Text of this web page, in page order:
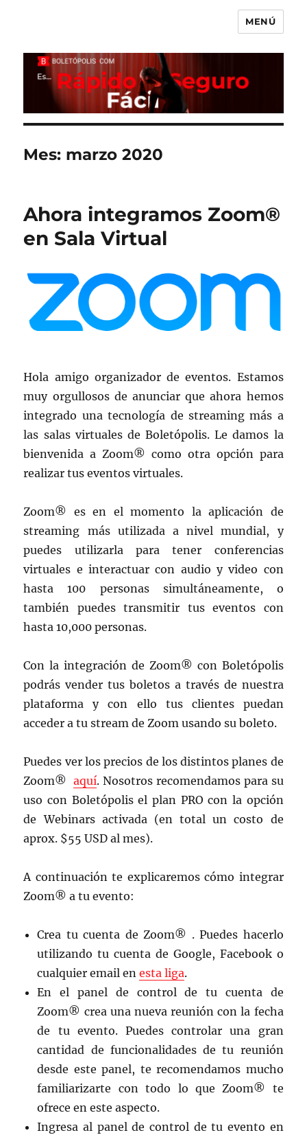
MENÚ
Mes: marzo 2020
Ahora integramos Zoom®
en Sala Virtual
Hola amigo organizador de eventos. Estamos
muy orgullosos de anunciar que ahora hemos
integrado una tecnología de streaming más a
las salas virtuales de Boletópolis. Le damos la
bienvenida a Zoom® como otra opción para
realizar tus eventos virtuales.
Zoom® es en el momento la aplicación de
streaming más utilizada a nivel mundial, y
puedes utilizarla para tener conferencias
virtuales e interactuar con audio y video con
hasta 100 personas simultáneamente, o
también puedes transmitir tus eventos con
hasta 10,000 personas.
Con la integración de Zoom® con Boletópolis
podrás vender tus boletos a través de nuestra
plataforma y con ello tus clientes puedan
acceder a tu stream de Zoom usando su boleto.
Puedes ver los precios de los distintos planes de
Zoom®aquí. Nosotros recomendamos para su
uso con Boletópolis el plan PRO con la opción
de Webinars activada (en total un costo de
aprox. $55 USD al mes).
A continuación te explicaremos cómo integrar
Zoom® a tu evento:
Crea tu cuenta de Zoom® . Puedes hacerlo
utilizando tu cuenta de Google, Facebook o
cualquier email enesta liga.
En el panel de control de tu cuenta de
Zoom® crea una nueva reunión con la fecha
de tu evento. Puedes controlar una gran
cantidad de funcionalidades de tu reunión
desde este panel, te recomendamos mucho
familiarizarte con todo lo que Zoom® te
ofrece en este aspecto.
Ingresa al panel de control de tu evento en